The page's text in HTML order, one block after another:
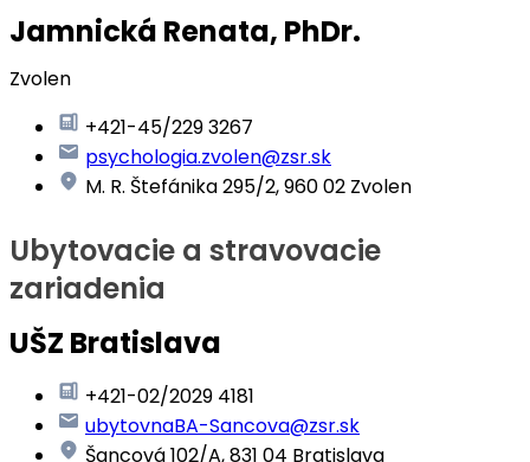
Jamnická Renata, PhDr.
Zvolen
+421-45/229 3267
psychologia.zvolen@zsr.sk
M. R. Štefánika 295/2, 960 02 Zvolen
Ubytovacie a stravovacie
zariadenia
UŠZ Bratislava
+421-02/2029 4181
ubytovnaBA-Sancova@zsr.sk
Šancová 102/A, 831 04 Bratislava